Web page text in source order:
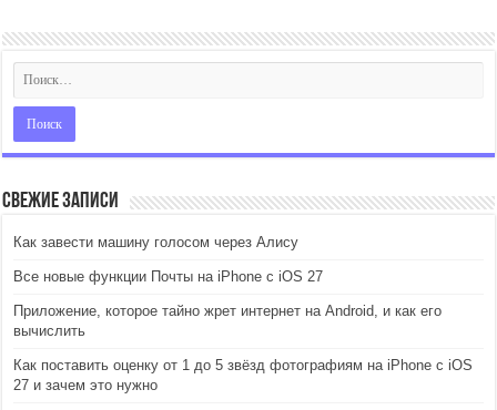
Свежие записи
Как завести машину голосом через Алису
Все новые функции Почты на iPhone с iOS 27
Приложение, которое тайно жрет интернет на Android, и как его
вычислить
Как поставить оценку от 1 до 5 звёзд фотографиям на iPhone с iOS
27 и зачем это нужно